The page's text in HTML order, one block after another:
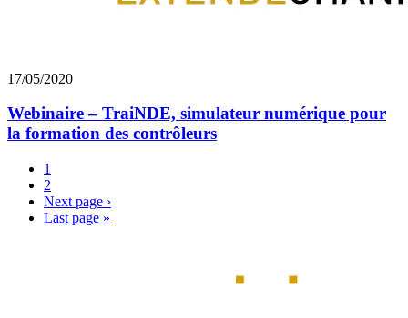
17/05/2020
Webinaire – TraiNDE, simulateur numérique pour
la formation des contrôleurs
1
2
Next page ›
Last page »